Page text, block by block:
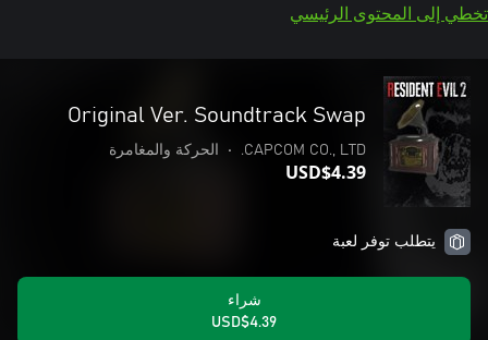
تخطي إلى المحتوى الرئيسي
Original Ver. Soundtrack Swap
CAPCOM CO., LTD.
• الحركة والمغامرة
USD$4.39
يتطلب توفر لعبة
شراء
USD$4.39